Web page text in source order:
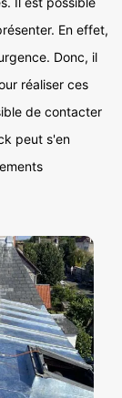
En effet,
Donc, il
réaliser ces
de contacter
peut s'en